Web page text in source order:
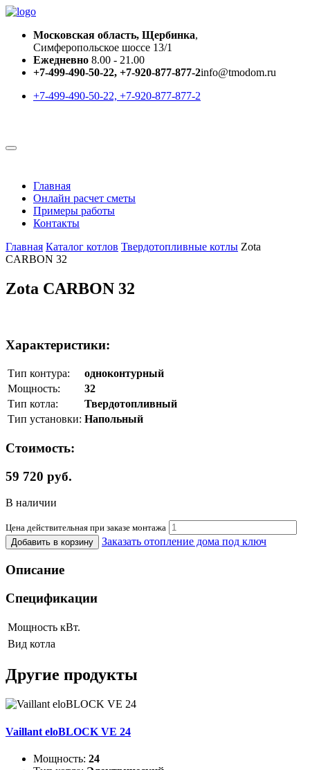
Московская область, Щербинка,
Симферопольское шоссе 13/1
Ежедневно 8.00 - 21.00
+7-499-490-50-22, +7-920-877-877-2info@tmodom.ru
+7-499-490-50-22, +7-920-877-877-2
Главная
Онлайн расчет сметы
Примеры работы
Контакты
Главная Каталог котлов Твердотопливные котлы Zota
CARBON 32
Zota CARBON 32
Характеристики:
Тип контура:
одноконтурный
Мощность:
32
Тип котла:
Твердотопливный
Тип установки: Напольный
Стоимость:
59 720 руб.
В наличии
Цена действительная при заказе монтажа
Добавить в корзину
Заказать отопление дома под ключ
Описание
Спецификации
Мощность кВт.
Вид котла
Другие продукты
Vaillant eloBLOCK VE 24
Мощность: 24